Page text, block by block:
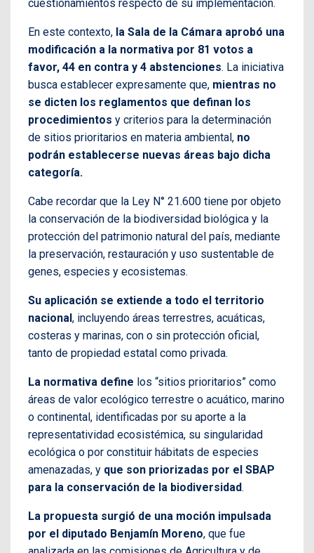
cuestionamientos respecto de su implementación.
En este contexto, la Sala de la Cámara aprobó una
modificación a la normativa por 81 votos a
favor, 44 en contra y 4 abstenciones. La iniciativa
busca establecer expresamente que, mientras no
se dicten los reglamentos que definan los
procedimientos y criterios para la determinación
de sitios prioritarios en materia ambiental, no
podrán establecerse nuevas áreas bajo dicha
categoría.
Cabe recordar que la Ley N° 21.600 tiene por objeto
la conservación de la biodiversidad biológica y la
protección del patrimonio natural del país, mediante
la preservación, restauración y uso sustentable de
genes, especies y ecosistemas.
Su aplicación se extiende a todo el territorio
nacional , incluyendo áreas terrestres, acuáticas,
costeras y marinas, con o sin protección oficial,
tanto de propiedad estatal como privada.
La normativa define los “sitios prioritarios” como
áreas de valor ecológico terrestre o acuático, marino
o continental, identificadas por su aporte a la
representatividad ecosistémica, su singularidad
ecológica o por constituir hábitats de especies
amenazadas, y que son priorizadas por el SBAP
para la conservación de la biodiversidad.
La propuesta surgió de una moción impulsada
por el diputado Benjamín Moreno, que fue